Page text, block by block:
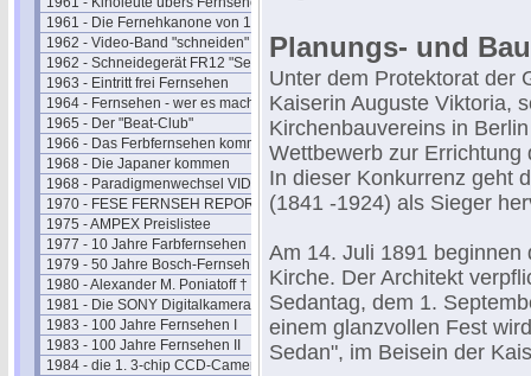
1961 - Die Fernehkanone von 1936
1962 - Video-Band "schneiden"
1962 - Schneidegerät FR12 "Senior"
1963 - Eintritt frei Fernsehen
1964 - Fernsehen - wer es macht
1965 - Der "Beat-Club"
1966 - Das Ferbfernsehen kommt
1968 - Die Japaner kommen
1968 - Paradigmenwechsel VIDEO
1970 - FESE FERNSEH REPORT
1975 - AMPEX Preislistee
1977 - 10 Jahre Farbfernsehen
1979 - 50 Jahre Bosch-Fernseh
1980 - Alexander M. Poniatoff †
1981 - Die SONY Digitalkamera
1983 - 100 Jahre Fernsehen I
1983 - 100 Jahre Fernsehen II
1984 - die 1. 3-chip CCD-Camera
Planungs- und
Unter dem Protektorat der
Kaiserin Auguste Viktoria,
Kirchenbauvereins in
Wettbewerb zur
In dieser Konkurrenz geht
(1841 -1924) als Sieger
Am 14. Juli 1891 beginnen
Kirche. Der Architekt
Sedantag, dem 1.
einem glanzvollen Fest
Sedan", im Beisein der